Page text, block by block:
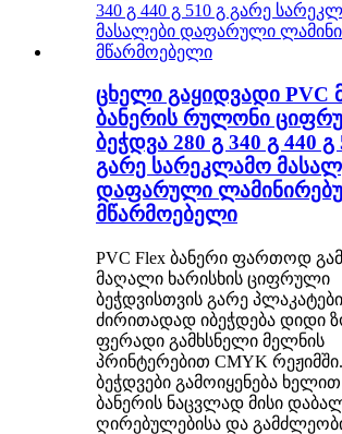
ცხელი გაყიდვადი PVC
ბანერის რულონი
ბეჭდვა 280 გ 340 გ 440 გ
გარე სარეკლამო
დაფარული
მწარმოებელი
PVC Flex ბანერი ფართოდ
მაღალი ხარისხის ციფრული
ბეჭდვისთვის გარე
ძირითადად იბეჭდება დიდი
ფერადი გამხსნელი მელნის
პრინტერებით CMYK
ბეჭდვები გამოიყენება
ბანერის ნაცვლად მისი
ღირებულებისა და